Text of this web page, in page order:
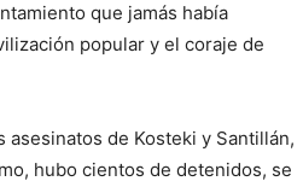
que jamás había
popular y el coraje de
de Kosteki y Santillán,
hubo cientos de detenidos, se